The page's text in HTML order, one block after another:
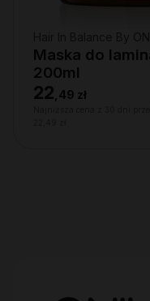
Maska do
200ml
22 49 zł